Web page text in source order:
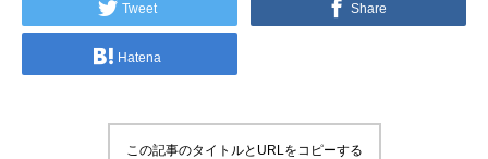
Tweet Share
Hatena
この記事のタイトルとURLをコピーする